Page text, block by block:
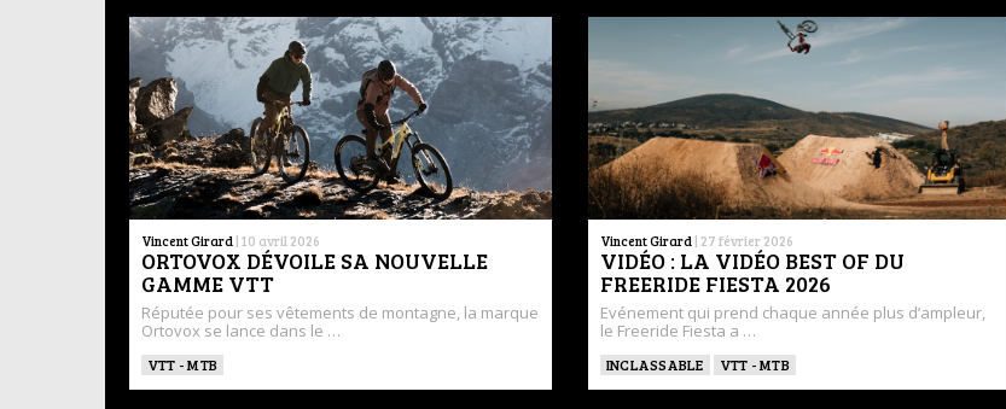
Vincent Girard | 10 avril 2026
ORTOVOX DÉVOILE SA NOUVELLE
GAMME VTT
Réputée pour ses vêtements de montagne, la marque
Ortovox se lance dans le …
VTT - MTB
Vincent Girard | 27 février 2026
VIDÉO : LA VIDÉO BEST OF DU
FREERIDE FIESTA 2026
Evénement qui prend chaque année plus d’ampleur,
le Freeride Fiesta a …
INCLASSABLE VTT - MTB